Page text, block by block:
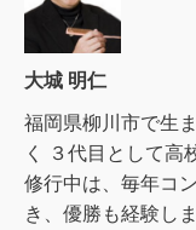
大城 明仁
福岡県柳川市で生
く ３代目として高
修行中は、毎年コ
き、優勝も経験し